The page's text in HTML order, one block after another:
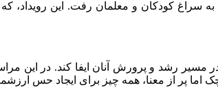
کودکان و معلمان رفت. این رویداد، که
مسیر رشد و پرورش آنان ایفا کند. در این
اما پر از معنا، همه چیز برای ایجاد حس